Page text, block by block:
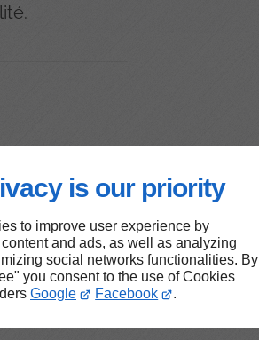
is our priority
to improve user experience by
and ads, as well as analyzing
social networks functionalities. By
you consent to the use of Cookies
Google Facebook .
vos